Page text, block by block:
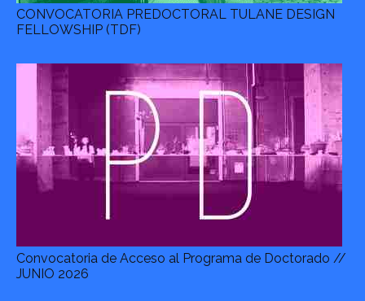
CONVOCATORIA PREDOCTORAL TULANE DESIGN
FELLOWSHIP (TDF)
Convocatoria de Acceso al Programa de Doctorado //
JUNIO 2026